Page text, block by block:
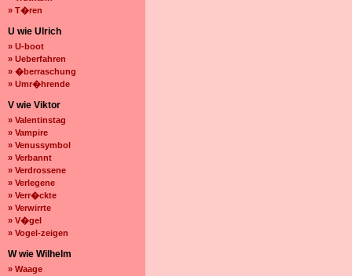
» T�ren
U wie Ulrich
» U-boot
» Ueberfahren
» �berraschung
» Umr�hrende
V wie Viktor
» Valentinstag
» Vampire
» Venussymbol
» Verbannt
» Verdrossene
» Verlegene
» Verr�ckte
» Verwirrte
» V�gel
» Vogel-zeigen
W wie Wilhelm
» Waage